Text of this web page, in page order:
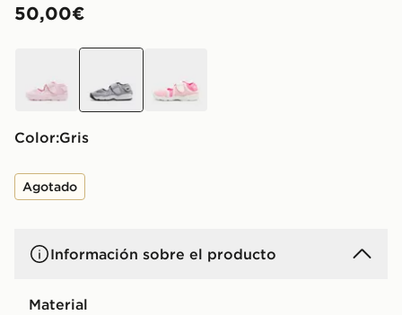
50,00€
Color: gris
Agotado
Información sobre el producto
Material